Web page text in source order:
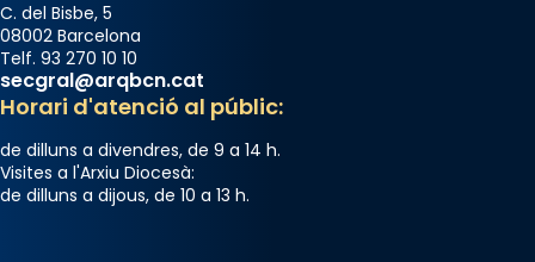
C. del Bisbe, 5
08002 Barcelona
Telf. 93 270 10 10
secgral@arqbcn.cat
Horari d'atenció al públic:
de dilluns a divendres, de 9 a 14 h.
Visites a l'Arxiu Diocesà:
de dilluns a dijous, de 10 a 13 h.